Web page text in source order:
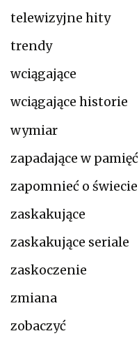
telewizyjne hity
trendy
wciągające
wciągające historie
wymiar
zapadające w pamięć
zapomnieć o świecie
zaskakujące
zaskakujące seriale
zaskoczenie
zmiana
zobaczyć